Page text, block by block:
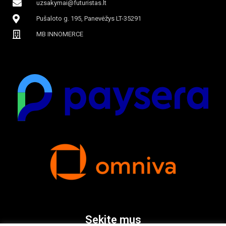
uzsakymai@futuristas.lt
Pušaloto g. 195, Panevėžys LT-35291
MB INNOMERCE
Sekite mus